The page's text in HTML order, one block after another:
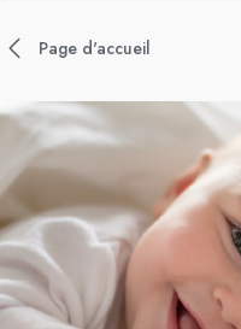
Page d'accueil